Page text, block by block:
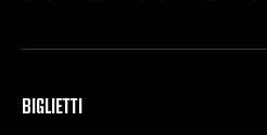
BIGLIETTI